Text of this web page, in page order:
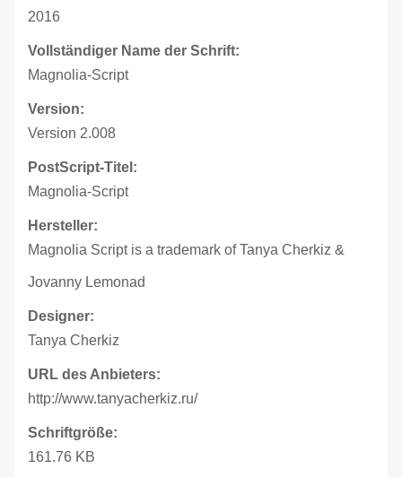
2016
Vollständiger Name der Schrift:
Magnolia-Script
Version:
Version 2.008
PostScript-Titel:
Magnolia-Script
Hersteller:
Magnolia Script is a trademark of Tanya Cherkiz &
Jovanny Lemonad
Designer:
Tanya Cherkiz
URL des Anbieters:
http://www.tanyacherkiz.ru/
Schriftgröße:
161.76 KB